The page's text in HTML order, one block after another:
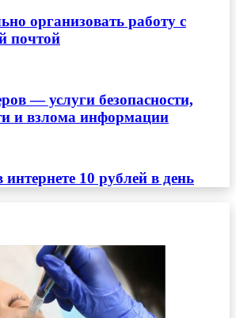
организовать работу с
почтой
— услуги безопасности,
и взлома информации
интернете 10 рублей в день